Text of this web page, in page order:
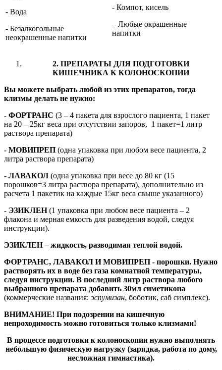
- Вода
- Безалкогольные
неокрашенные напитки
- Компот, кисель
– Любые окрашенные
напитки
2. ПРЕПАРАТЫ ДЛЯ ПОДГОТОВКИ
КИШЕЧНИКА К КОЛОНОСКОПИИ
Вы можете выбрать любой из этих препаратов, тогда
клизмы делать не нужно:
- ФОРТРАНС (3 – 4 пакета для взрослого пациента, 1 пакет
на 20 – 25кг веса при отсутствии запоров, 1 пакет=1 литр
раствора препарата)
- МОВИПРЕП (одна упаковка при любом весе пациента, 2
литра раствора препарата)
- ЛАВАКОЛ (одна упаковка при весе до 80 кг (15
порошков=3 литра раствора препарата), дополнительно из
расчета 1 пакетик на каждые 15кг веса свыше указанного)
- ЭЗИКЛЕН(1 упаковка при любом весе пациента – 2
флакона и мерная емкость для разведения водой, следуя
инструкции).
ЭЗИКЛЕН– жидкость, разводимая теплой водой.
ФОРТРАНС, ЛАВАКОЛ И МОВИПРЕП - порошки. Нужно
растворять их в воде без газа комнатной температуры,
следуя инструкции. В последний литр раствора любого
выбранного препарата добавить 30мл симетикона
(коммерческие названия: эспумизан, боботик, саб симплекс).
ВНИМАНИЕ! При подозрении на кишечную
непроходимость можно готовиться только клизмами!
В процессе подготовки к колоноскопии нужно выполнять
небольшую физическую нагрузку (зарядка, работа по дому,
несложная гимнастика).